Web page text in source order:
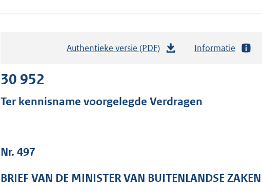
Authentieke versie (PDF)
a
r
Informatie
30 952
Ter kennisname voorgelegde Verdragen
Nr. 497
BRIEF VAN DE MINISTER VAN BUITENLANDSE ZAKEN